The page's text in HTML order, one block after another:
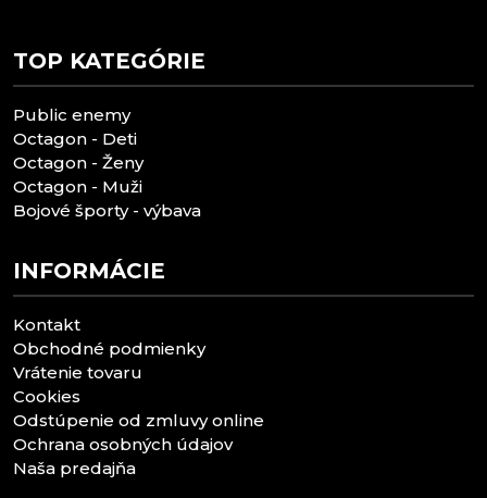
TOP KATEGÓRIE
Public enemy
Octagon - Deti
Octagon - Ženy
Octagon - Muži
Bojové športy - výbava
INFORMÁCIE
Kontakt
Obchodné podmienky
Vrátenie tovaru
Cookies
Odstúpenie od zmluvy online
Ochrana osobných údajov
Naša predajňa